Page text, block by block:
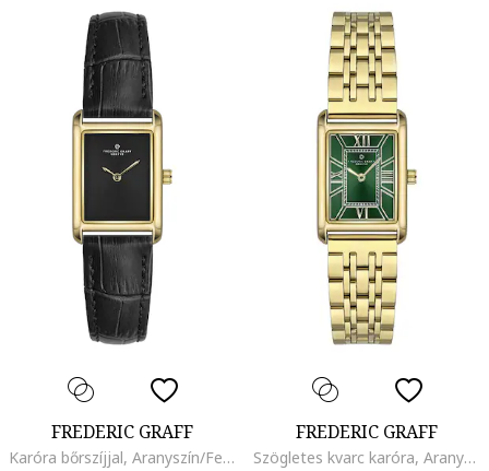
FREDERIC GRAFF
Karóra bőrszíjjal, Aranyszín/Fekete
FREDERIC GRAFF
Szögletes kvarc karóra, Aranyszín